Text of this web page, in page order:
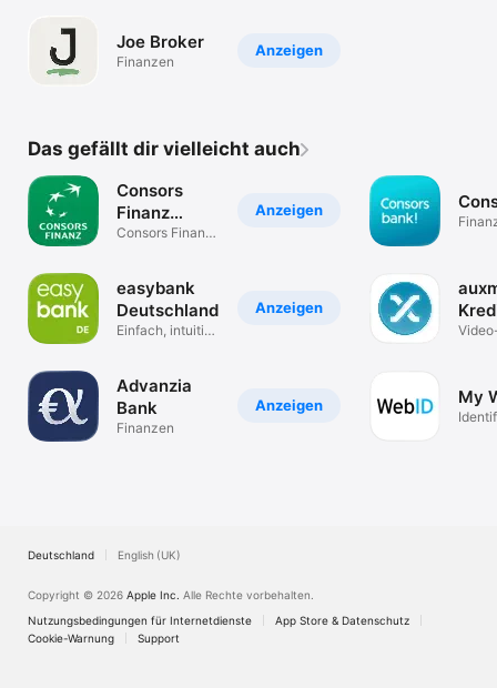
Anzeigen
Joe Broker
Finanzen
Das gefällt dir vielleicht auch
Anzeigen
Consors
Finanz
Mobile
Consors Finanz
Anzeigen
easybank
Deutschland
Einfach, intuitiv,
Anzeigen
Advanzia
Bank
Finanzen
My
Deutschland English (UK)
Copyright © 2026 Apple Inc. Alle Rechte vorbehalten.
Nutzungsbedingungen für Internetdienste
App Store & Datenschutz
Cookie-Warnung
Support